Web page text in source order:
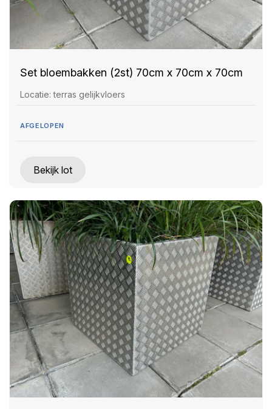
Set bloembakken (2st) 70cm x 70cm x 70cm
Locatie: terras gelijkvloers
AFGELOPEN
Bekijk lot